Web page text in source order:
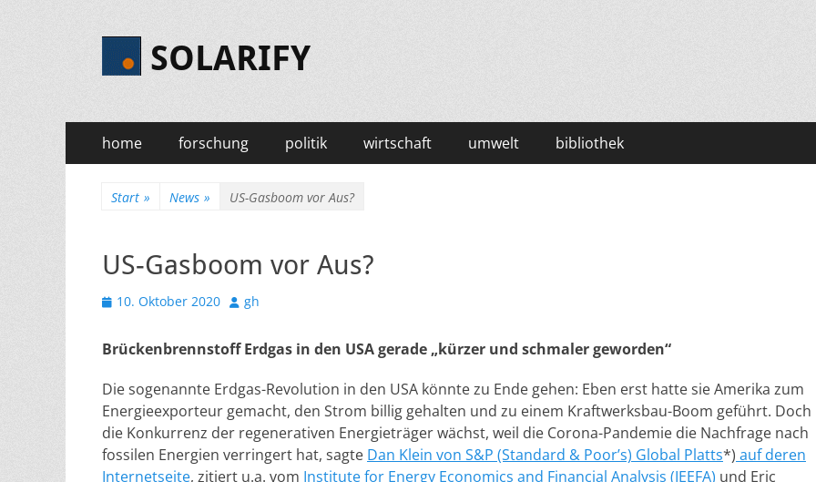
SOLARIFY
Primäres
Menü
Zum
Inhalt
home forschung politik wirtschaft umwelt bibliothek
Start » News » US-Gasboom vor Aus?
US-Gasboom vor Aus?
Veröffentlicht
10. Oktober 2020 Autor
gh
Brückenbrennstoff Erdgas in den USA gerade „kürzer und schmaler geworden“
Die sogenannte Erdgas-Revolution in den USA könnte zu Ende gehen: Eben erst hatte sie Amerika zum
Energieexporteur gemacht, den Strom billig gehalten und zu einem Kraftwerksbau-Boom geführt. Doch
die Konkurrenz der regenerativen Energieträger wächst, weil die Corona-Pandemie die Nachfrage nach
fossilen Energien verringert hat, sagte Dan Klein von S&P (Standard & Poor’s) Global Platts*) auf deren
Internetseite, zitiert u.a. vom Institute for Energy Economics and Financial Analysis (IEEFA) und Eric